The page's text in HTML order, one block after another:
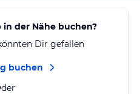
der Nähe buchen?
Dir gefallen
buchen